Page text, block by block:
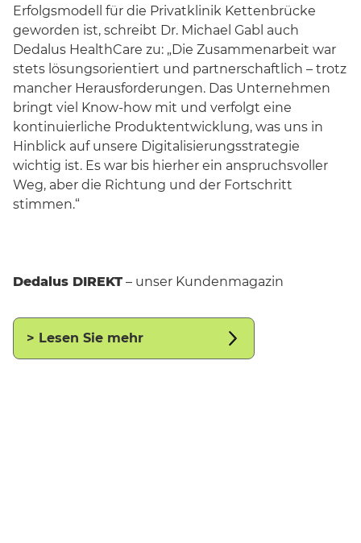
Erfolgsmodell für die Privatklinik Kettenbrücke
geworden ist, schreibt Dr. Michael Gabl auch
Dedalus HealthCare zu: „Die Zusammenarbeit war
stets lösungsorientiert und partnerschaftlich – trotz
mancher Herausforderungen. Das Unternehmen
bringt viel Know-how mit und verfolgt eine
kontinuierliche Produktentwicklung, was uns in
Hinblick auf unsere Digitalisierungsstrategie
wichtig ist. Es war bis hierher ein anspruchsvoller
Weg, aber die Richtung und der Fortschritt
stimmen.“
Dedalus DIREKT – unser Kundenmagazin
> Lesen Sie mehr